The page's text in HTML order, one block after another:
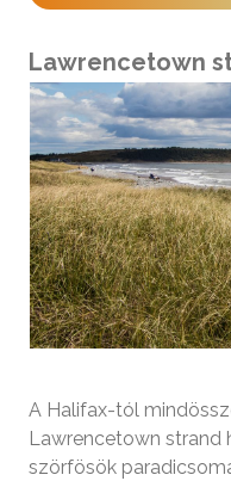
Lawrencetown
A Halifax-tól
Lawrencetown strand
szörfösök